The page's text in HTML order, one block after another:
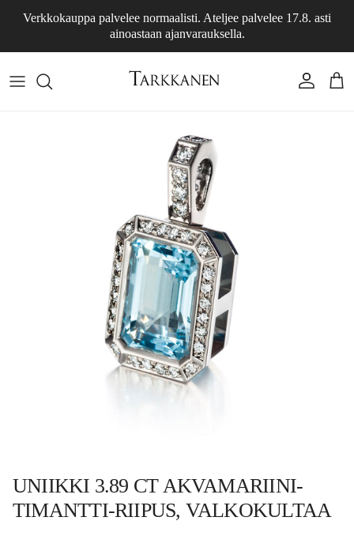
Verkkokauppa palvelee normaalisti. Ateljee palvelee 17.8. asti
ainoastaan ajanvarauksella.
Tili
UNIIKKI 3.89 CT AKVAMARIINI-
TIMANTTI-RIIPUS, VALKOKULTAA